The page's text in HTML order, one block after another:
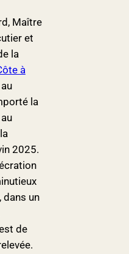
Maître
et
la
à
la
2025.
dans un
de